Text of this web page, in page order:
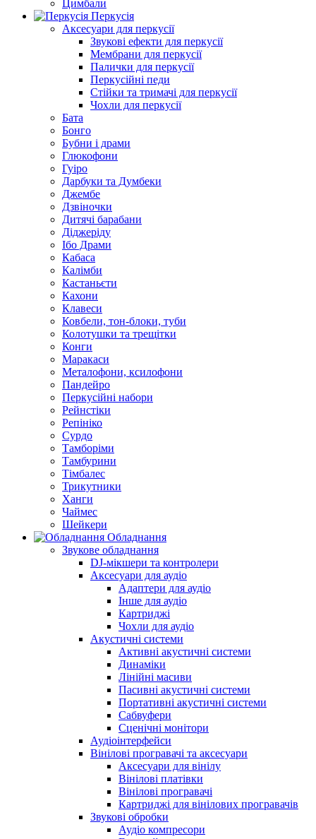
Цимбали
Перкусія
Аксесуари для перкусії
Звукові ефекти для перкусії
Мембрани для перкусії
Палички для перкусії
Перкусійні педи
Стійки та тримачі для перкусії
Чохли для перкусії
Бата
Бонго
Бубни і драми
Глюкофони
Гуіро
Дарбуки та Думбеки
Джембе
Дзвіночки
Дитячі барабани
Діджеріду
Ібо Драми
Кабаса
Калімби
Кастаньєти
Кахони
Клавеси
Ковбели, тон-блоки, туби
Колотушки та трещітки
Конги
Маракаси
Металофони, ксилофони
Пандейро
Перкусійні набори
Рейнстіки
Репініко
Сурдо
Тамборіми
Тамбурини
Тімбалес
Трикутники
Ханги
Чаймес
Шейкери
Обладнання
Звукове обладнання
DJ-мікшери та контролери
Аксесуари для аудіо
Адаптери для аудіо
Інше для аудіо
Картриджі
Чохли для аудіо
Акустичні системи
Активні акустичні системи
Динаміки
Лінійні масиви
Пасивні акустичні системи
Портативні акустичні системи
Сабвуфери
Сценічні монітори
Аудіоінтерфейси
Вінілові програвачі та аксесуари
Аксесуари для вінілу
Вінілові платівки
Вінілові програвачі
Картриджі для вінілових програвачів
Звукові обробки
Аудіо компресори